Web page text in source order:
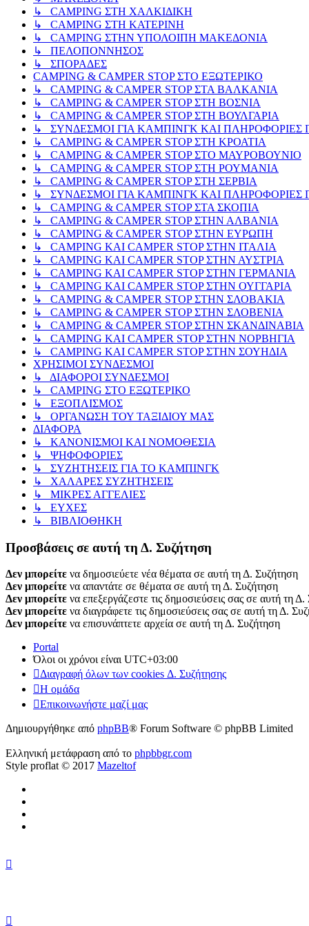
↳ CAMPING ΣΤΗ ΧΑΛΚΙΔΙΚΗ
↳ CAMPING ΣΤΗ ΚΑΤΕΡΙΝΗ
↳ CAMPING ΣΤΗΝ ΥΠΟΛΟΙΠΗ ΜΑΚΕΔΟΝΙΑ
↳ ΠΕΛΟΠΟΝΝΗΣΟΣ
↳ ΣΠΟΡΑΔΕΣ
CAMPING & CAMPER STOP ΣΤΟ ΕΞΩΤΕΡΙΚΟ
↳ CAMPING & CAMPER STOP ΣΤΑ ΒΑΛΚΑΝΙΑ
↳ CAMPING & CAMPER STOP ΣΤΗ ΒΟΣΝΙΑ
↳ CAMPING & CAMPER STOP ΣΤΗ ΒΟΥΛΓΑΡΙΑ
↳ ΣΥΝΔΕΣΜΟΙ ΓΙΑ ΚΑΜΠΙΝΓΚ ΚΑΙ ΠΛΗΡΟΦΟΡΙΕΣ
↳ CAMPING & CAMPER STOP ΣΤΗ ΚΡΟΑΤΙΑ
↳ CAMPING & CAMPER STOP ΣΤΟ ΜΑΥΡΟΒΟΥΝΙΟ
↳ CAMPING & CAMPER STOP ΣΤΗ ΡΟΥΜΑΝΙΑ
↳ CAMPING & CAMPER STOP ΣΤΗ ΣΕΡΒΙΑ
↳ ΣΥΝΔΕΣΜΟΙ ΓΙΑ ΚΑΜΠΙΝΓΚ ΚΑΙ ΠΛΗΡΟΦΟΡΙΕΣ
↳ CAMPING & CAMPER STOP ΣΤΑ ΣΚΟΠΙΑ
↳ CAMPING & CAMPER STOP ΣΤΗΝ ΑΛΒΑΝΙΑ
↳ CAMPING & CAMPER STOP ΣΤΗΝ ΕΥΡΩΠΗ
↳ CAMPING KAI CAMPER STOP ΣΤΗΝ ΙΤΑΛΙΑ
↳ CAMPING KAI CAMPER STOP ΣΤΗΝ ΑΥΣΤΡΙΑ
↳ CAMPING KAI CAMPER STOP ΣΤΗΝ ΓΕΡΜΑΝΙΑ
↳ CAMPING KAI CAMPER STOP ΣΤΗΝ ΟΥΓΓΑΡΙΑ
↳ CAMPING & CAMPER STOP ΣΤΗΝ ΣΛΟΒΑΚΙΑ
↳ CAMPING & CAMPER STOP ΣΤΗΝ ΣΛΟΒΕΝΙΑ
↳ CAMPING & CAMPER STOP ΣΤΗΝ ΣΚΑΝΔΙΝΑΒΙΑ
↳ CAMPING KAI CAMPER STOP ΣΤΗΝ ΝΟΡΒΗΓΙΑ
↳ CAMPING KAI CAMPER STOP ΣΤΗΝ ΣΟΥΗΔΙΑ
ΧΡΗΣΙΜΟΙ ΣΥΝΔΕΣΜΟΙ
↳ ΔΙΑΦΟΡΟΙ ΣΥΝΔΕΣΜΟΙ
↳ CAMPING ΣΤΟ ΕΞΩΤΕΡΙΚΟ
↳ ΕΞΟΠΛΙΣΜΟΣ
↳ ΟΡΓΑΝΩΣΗ ΤΟΥ ΤΑΞΙΔΙΟΥ ΜΑΣ
ΔΙΑΦΟΡΑ
↳ ΚΑΝΟΝΙΣΜΟΙ ΚΑΙ ΝΟΜΟΘΕΣΙΑ
↳ ΨΗΦΟΦΟΡΙΕΣ
↳ ΣΥΖΗΤΗΣΕΙΣ ΓΙΑ ΤΟ ΚΑΜΠΙΝΓΚ
↳ ΧΑΛΑΡΕΣ ΣΥΖΗΤΗΣΕΙΣ
↳ ΜΙΚΡΕΣ ΑΓΓΕΛΙΕΣ
↳ ΕΥΧΕΣ
↳ ΒΙΒΛΙΟΘΗΚΗ
Προσβάσεις σε αυτή τη Δ. Συζήτηση
Δεν μπορείτε να δημοσιεύετε νέα θέματα σε αυτή τη Δ. Συζήτηση
Δεν μπορείτε να απαντάτε σε θέματα σε αυτή τη Δ. Συζήτηση
Δεν μπορείτε να επεξεργάζεστε τις δημοσιεύσεις σας σε αυτή τη
Δεν μπορείτε να διαγράφετε τις δημοσιεύσεις σας σε αυτή τη Δ.
Δεν μπορείτε να επισυνάπτετε αρχεία σε αυτή τη Δ. Συζήτηση
Portal
Όλοι οι χρόνοι είναι UTC+03:00
Διαγραφή όλων των cookies Δ. Συζήτησης
Η ομάδα
Επικοινωνήστε μαζί μας
Δημιουργήθηκε από phpBB® Forum Software © phpBB Limited
Ελληνική μετάφραση από το phpbbgr.com
Style proflat © 2017 Mazeltof